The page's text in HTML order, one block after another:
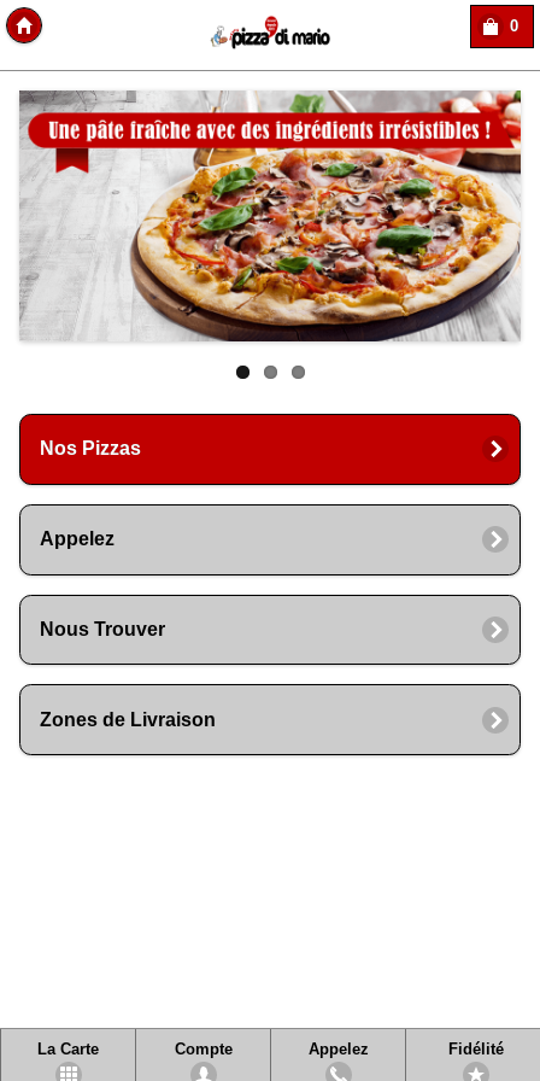
0
Nos Pizzas
Appelez
Nous Trouver
Zones de Livraison
La Carte Compte Appelez Fidélité
Copyright Des-click